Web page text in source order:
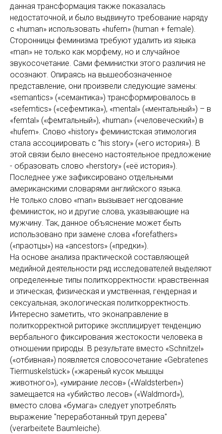
данная трансформация также показалась
недостаточной, и было выдвинуто требование наряду
с «human» использовать «hufem» (human + female).
Сторонницы феминизма требуют удалить из языка
«man» не только как морфему, но и случайное
звукосочетание. Сами феминистки этого различия не
осознают. Опираясь на вышеобозначенное
представление, они произвели следующие замены:
«semantics» («семантика») трансформировалось в
«sefemtics» («сефемтика»), «mental» («ментальный») – в
«femtal» («фемтальный»), «human» («человеческий») в
«hufem». Слово «history» феминистская этимология
стала ассоциировать с “his story» («его история»). В
этой связи было внесено настоятельное предложение
- образовать слово «herstory» («её история»).
Последнее уже зафиксировано отдельными
американскими словарями английского языка.
Не только слово «man» вызывает негодование
феминисток, но и другие слова, указывающие на
мужчину. Так, данное объяснение может быть
использовано при замене слова «forefathers»
(«праотцы») на «ancestors» («предки»).
На основе анализа практической составляющей
медийной деятельности ряд исследователей выделяют
определенные типы политкорректности: нравственная
и этическая, физическая и умственная, гендерная и
сексуальная, экологическая политкорректность.
Интересно заметить, что эконаправление в
политкорректной риторике эксплицирует тенденцию
вербального фиксирования жестокости человека в
отношении природы. В результате вместо «Schnitzel»
(«отбивная») появляется словосочетание «Gebratenes
Tiermuskelstück» («жареный кусок мышцы
животного»), «умирание лесов» («Waldsterben»)
замещается на «убийство лесов» («Waldmord»),
вместо слова «бумага» следует употреблять
выражение "переработанный труп дерева"
(verarbeitete Baumleiche).